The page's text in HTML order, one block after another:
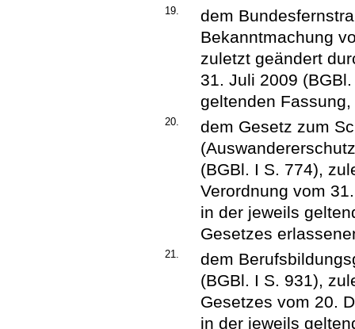
19.
dem
Bekanntmachung
zuletzt geändert
31. Juli 2009
geltenden Fassung,
20.
dem Gesetz zum
(BGBl. I S. 774),
Verordnung vom
in der jeweils
Gesetzes
21.
dem
(BGBl. I S. 931),
Gesetzes vom 20.
in der jeweils